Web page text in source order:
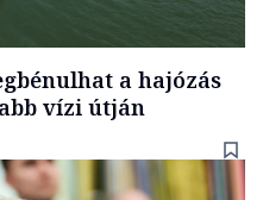
a hajózás
vízi útján